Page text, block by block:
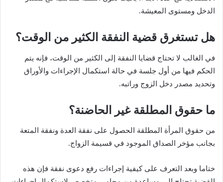
الدخل ومستوى المعيشة.
هل تستغرق قضية النفقة الكثير من الوقت؟
في الغالب لا تحتاج قضايا النفقة إلى الكثير من الوقت، فإنه يتم
الحكم فيها من أول جلسة في حالة استكمال الإجراءات والأوراق
وتحديد مصدر دخل الزوج وراتبه.
ما حقوق المطلقة غير الحاضنة؟
من حقوق المرأة المطلقة الحصول على نفقة العدة ونفقة المتعة
بجانب مؤخر الصداق الموجود في قسيمة الزواج.
ختاما وبعد التعرف على كيفية إجراءات رفع دعوى نفقة فإن هذه